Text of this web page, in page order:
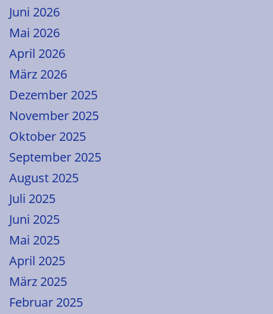
Juni 2026
Mai 2026
April 2026
März 2026
Dezember 2025
November 2025
Oktober 2025
September 2025
August 2025
Juli 2025
Juni 2025
Mai 2025
April 2025
März 2025
Februar 2025